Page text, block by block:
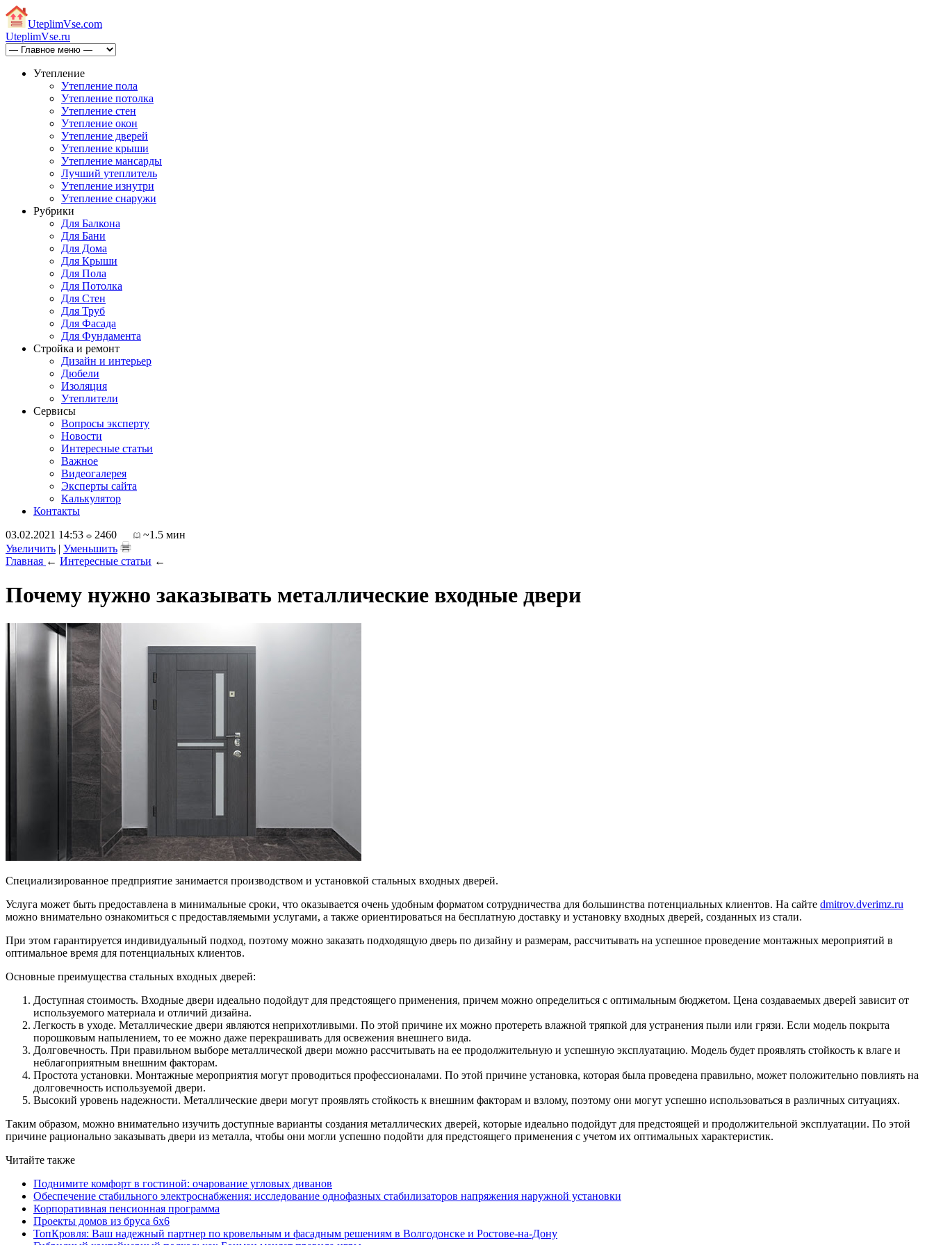
UteplimVse.com
UteplimVse.ru
Утепление
Утепление пола
Утепление потолка
Утепление стен
Утепление окон
Утепление дверей
Утепление крыши
Утепление мансарды
Лучший утеплитель
Утепление изнутри
Утепление снаружи
Рубрики
Для Балкона
Для Бани
Для Дома
Для Крыши
Для Пола
Для Потолка
Для Стен
Для Труб
Для Фасада
Для Фундамента
Стройка и ремонт
Дизайн и интерьер
Дюбели
Изоляция
Утеплители
Сервисы
Вопросы эксперту
Новости
Интересные статьи
Важное
Видеогалерея
Эксперты сайта
Калькулятор
Контакты
03.02.2021 14:53
2460
~1.5 мин
Увеличить | Уменьшить
Главная ← Интересные статьи ←
Почему нужно заказывать металлические входные двери
Специализированное предприятие занимается производством и установкой стальных входных дверей.
Услуга может быть предоставлена в минимальные сроки, что оказывается очень удобным форматом сотрудничества для большинства потенциальных клиентов. На сайте dmitrov.dverimz.ru
можно внимательно ознакомиться с предоставляемыми услугами, а также ориентироваться на бесплатную доставку и установку входных дверей, созданных из стали.
При этом гарантируется индивидуальный подход, поэтому можно заказать подходящую дверь по дизайну и размерам, рассчитывать на успешное проведение монтажных мероприятий в
оптимальное время для потенциальных клиентов.
Основные преимущества стальных входных дверей:
Доступная стоимость. Входные двери идеально подойдут для предстоящего применения, причем можно определиться с оптимальным бюджетом. Цена создаваемых дверей зависит от
используемого материала и отличий дизайна.
Легкость в уходе. Металлические двери являются неприхотливыми. По этой причине их можно протереть влажной тряпкой для устранения пыли или грязи. Если модель покрыта
порошковым напылением, то ее можно даже перекрашивать для освежения внешнего вида.
Долговечность. При правильном выборе металлической двери можно рассчитывать на ее продолжительную и успешную эксплуатацию. Модель будет проявлять стойкость к влаге и
неблагоприятным внешним факторам.
Простота установки. Монтажные мероприятия могут проводиться профессионалами. По этой причине установка, которая была проведена правильно, может положительно повлиять на
долговечность используемой двери.
Высокий уровень надежности. Металлические двери могут проявлять стойкость к внешним факторам и взлому, поэтому они могут успешно использоваться в различных ситуациях.
Таким образом, можно внимательно изучить доступные варианты создания металлических дверей, которые идеально подойдут для предстоящей и продолжительной эксплуатации. По этой
причине рационально заказывать двери из металла, чтобы они могли успешно подойти для предстоящего применения с учетом их оптимальных характеристик.
Читайте также
Поднимите комфорт в гостиной: очарование угловых диванов
Обеспечение стабильного электроснабжения: исследование однофазных стабилизаторов напряжения наружной установки
Корпоративная пенсионная программа
Проекты домов из бруса 6х6
ТопКровля: Ваш надежный партнер по кровельным и фасадным решениям в Волгодонске и Ростове-на-Дону